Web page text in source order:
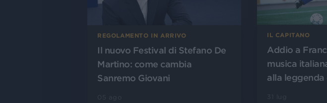
REGOLAMENTO IN ARRIVO
Il nuovo Festival di Stefano De
Martino: come cambia
Sanremo Giovani
IL CAPITANO
Addio a
musica
alla leggenda